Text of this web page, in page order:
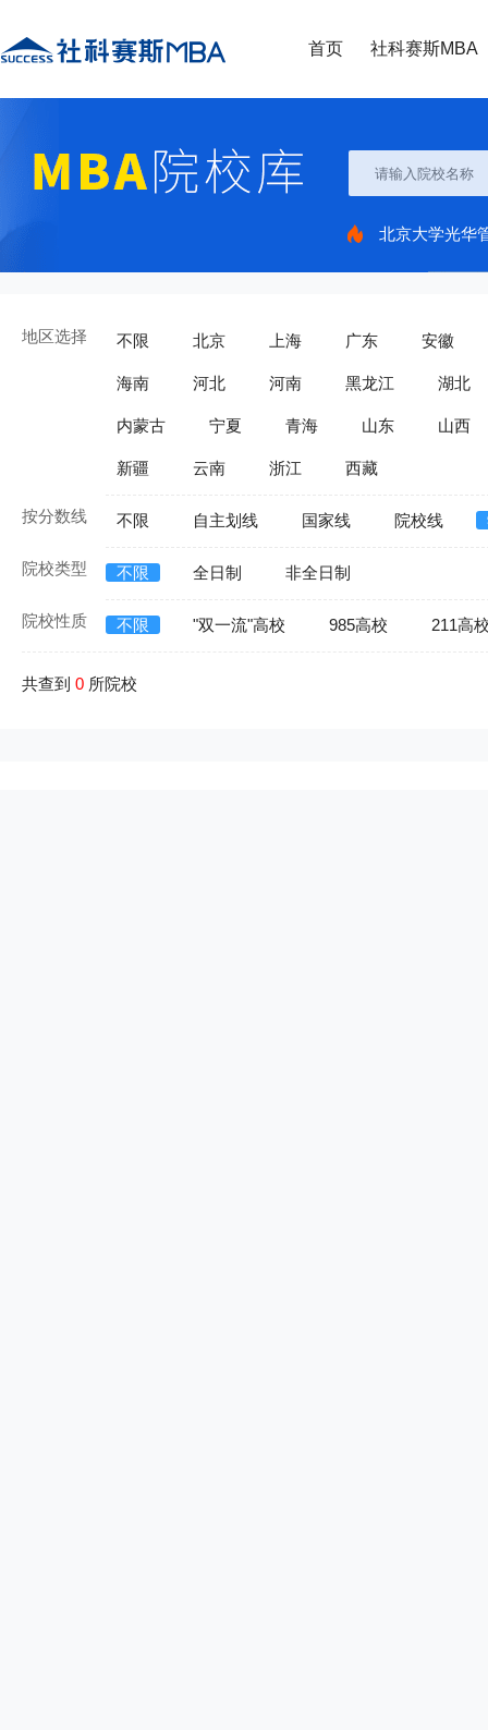
首页 社科赛斯MBA
北京大学光华
地区选择 不限 北京 上海 广东 安徽
海南 河北 河南 黑龙江 湖北
内蒙古 宁夏 青海 山东 山西
新疆 云南 浙江 西藏
按分数线 不限 自主划线 国家线 院校线
院校类型 不限 全日制 非全日制
院校性质 不限 "双一流"高校 985高校 211高
共查到 0 所院校